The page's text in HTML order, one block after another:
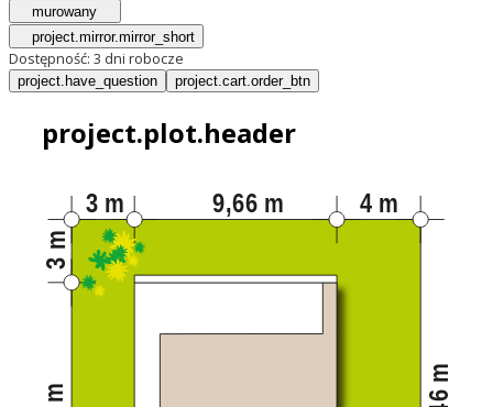
murowany
project.mirror.mirror_short
Dostępność: 3 dni robocze
project.have_question project.cart.order_btn
project.plot.header